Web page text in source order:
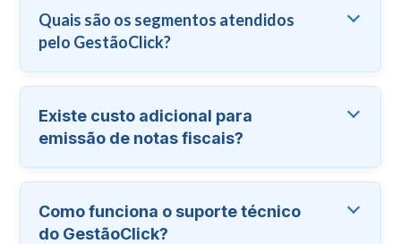
Quais são os segmentos atendidos
pelo GestãoClick?
Existe custo adicional para
emissão de notas fiscais?
Como funciona o suporte técnico
do GestãoClick?